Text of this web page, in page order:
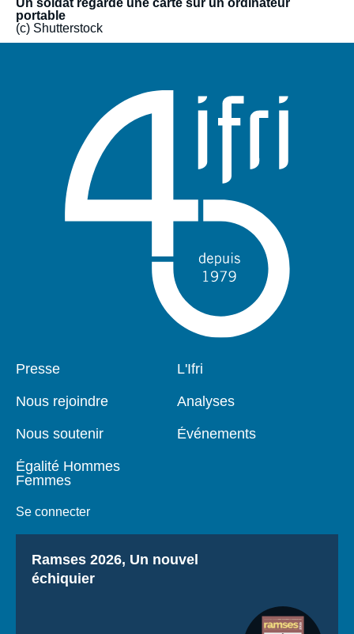
Un soldat regarde une carte sur un ordinateur
portable
(c) Shutterstock
Pied
Presse
Nous rejoindre
Nous soutenir
Égalité Hommes
Femmes
Se connecter
Navigation
L'Ifri
Analyses
Événements
Titre
Ramses 2026, Un nouvel
échiquier